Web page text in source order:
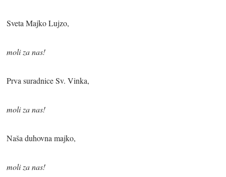
Sveta Majko Lujzo,
moli za nas!
Prva suradnice Sv. Vinka,
moli za nas!
Naša duhovna majko,
moli za nas!